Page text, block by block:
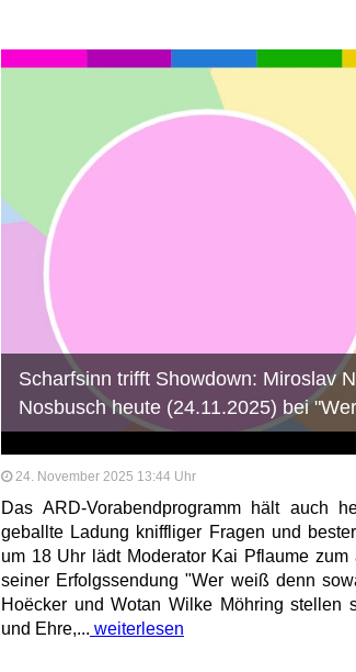
Scharfsinn trifft Showdown: Miroslav
Nosbusch heute (24.11.2025) bei
24. November 2025 13:44 Uhr
Das ARD-Vorabendprogramm hält auch
geballte Ladung kniffliger Fragen und
um 18 Uhr lädt Moderator Kai Pflaume
seiner Erfolgssendung "Wer weiß denn
Hoëcker und Wotan Wilke Möhring stellen
und Ehre,... weiterlesen